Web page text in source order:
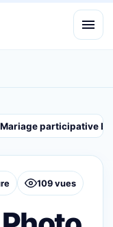
participative
109 vues